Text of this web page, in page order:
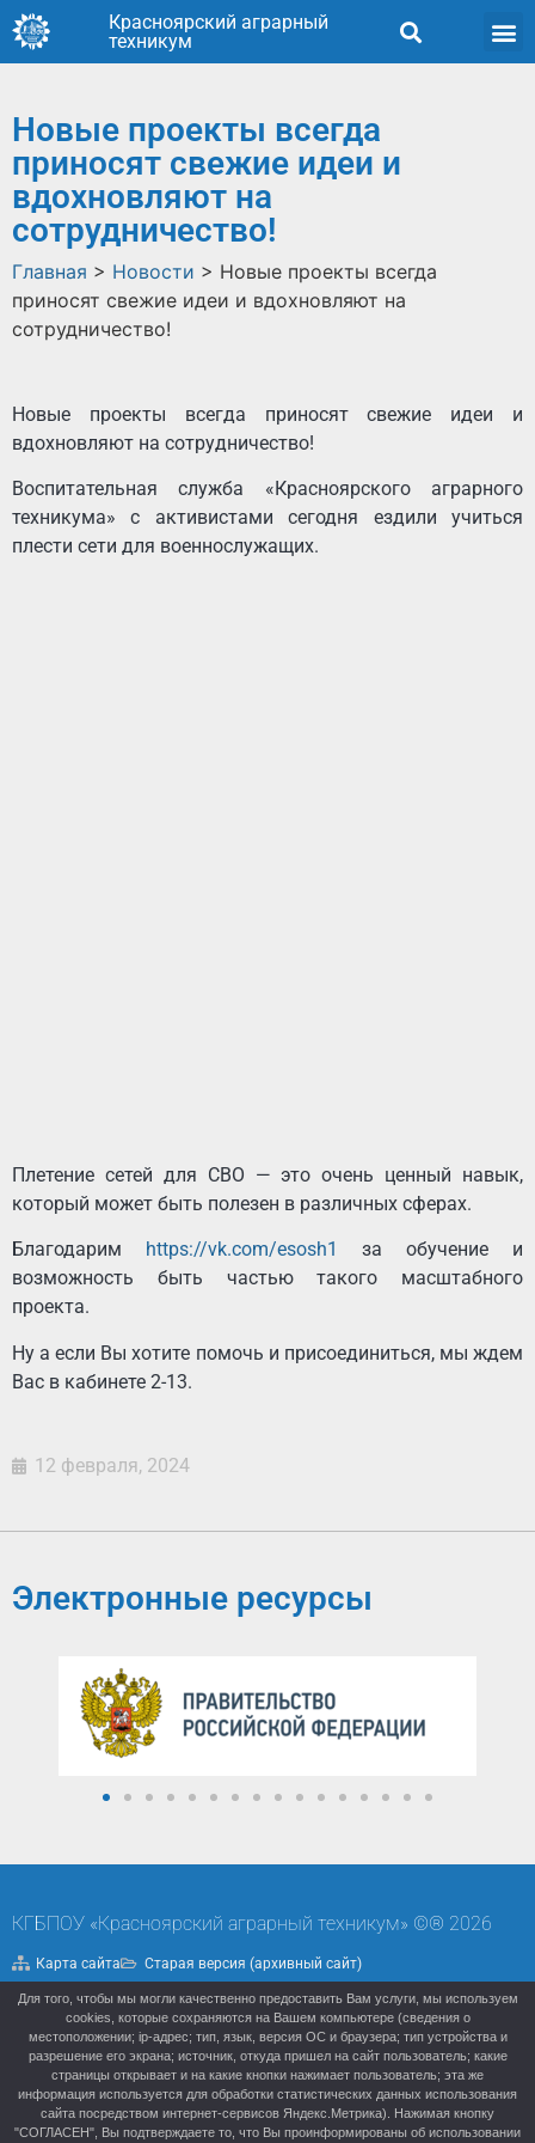
Красноярский аграрный
техникум
Новые проекты всегда
приносят свежие идеи и
вдохновляют на
сотрудничество!
Главная > Новости > Новые проекты всегда
приносят свежие идеи и вдохновляют на
сотрудничество!
Новые проекты всегда приносят свежие идеи и
вдохновляют на сотрудничество!
Воспитательная служба «Красноярского аграрного
техникума» с активистами сегодня ездили учиться
плести сети для военнослужащих.
Плетение сетей для СВО — это очень ценный навык,
который может быть полезен в различных сферах.
Благодарим https://vk.com/esosh1
за обучение и
возможность быть частью такого масштабного
проекта.
Ну а если Вы хотите помочь и присоединиться, мы ждем
Вас в кабинете 2-13.
12 февраля, 2024
Электронные ресурсы
КГБПОУ «Красноярский аграрный техникум» ©® 2026
Карта сайта Старая версия (архивный сайт)
Политика конфиденциальности
Для того, чтобы мы могли качественно предоставить Вам услуги, мы используем
cookies, которые сохраняются на Вашем компьютере (сведения о
местоположении; ip-адрес; тип, язык, версия ОС и браузера; тип устройства и
разрешение его экрана; источник, откуда пришел на сайт пользователь; какие
страницы открывает и на какие кнопки нажимает пользователь; эта же
информация используется для обработки статистических данных использования
сайта посредством интернет-сервисов Яндекс.Метрика). Нажимая кнопку
"СОГЛАСЕН", Вы подтверждаете то, что Вы проинформированы об использовании